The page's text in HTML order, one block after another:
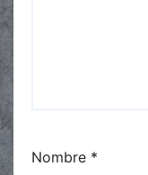
Nombre *